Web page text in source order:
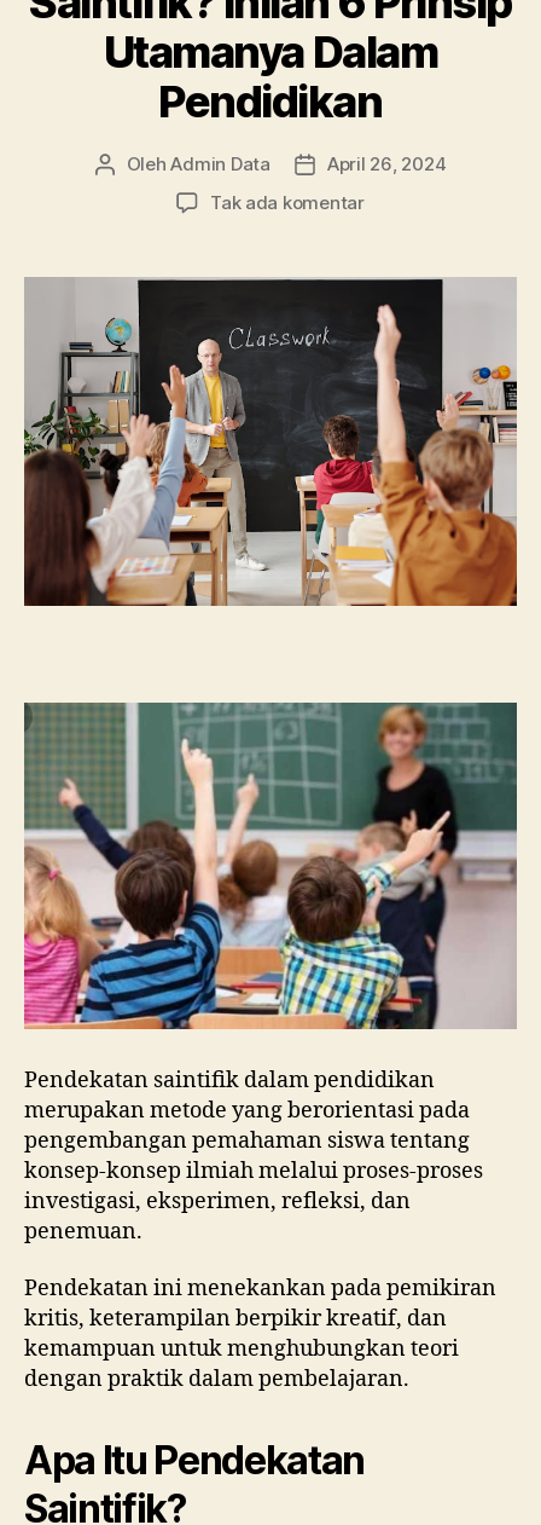
Utamanya Dalam
Pendidikan
Penulis
OlehAdmin Data
Tanggal
artikel
April 26, 2024
Tak ada komentarpada
Pendekatan
Saintifik?
Inilah
6
Prinsip
Utamanya
Dalam
Pendidikan
Pendekatan saintifik dalam pendidikan
merupakan metode yang berorientasi pada
pengembangan pemahaman siswa tentang
konsep-konsep ilmiah melalui proses-proses
investigasi, eksperimen, refleksi, dan
penemuan.
Pendekatan ini menekankan pada pemikiran
kritis, keterampilan berpikir kreatif, dan
kemampuan untuk menghubungkan teori
dengan praktik dalam pembelajaran.
Apa Itu Pendekatan
Saintifik?